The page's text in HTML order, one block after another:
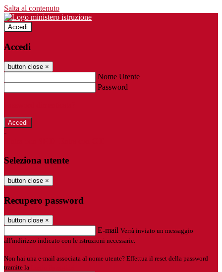
Salta al contenuto
Accedi
Accedi
button close ×
Nome Utente
Password
-
Seleziona utente
button close ×
Recupero password
button close ×
E-mail Verrà inviato un messaggio
all'indirizzo indicato con le istruzioni necessarie.
Non hai una e-mail associata al nome utente? Effettua il reset della password
tramite la